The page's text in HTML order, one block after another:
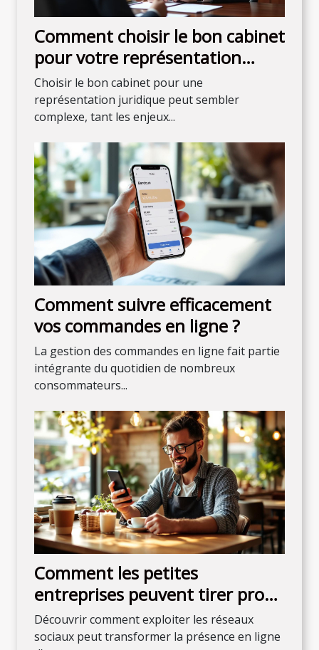
Comment choisir le bon cabinet
pour votre représentation
juridique ?
Choisir le bon cabinet pour une
représentation juridique peut sembler
complexe, tant les enjeux...
Comment suivre efficacement
vos commandes en ligne ?
La gestion des commandes en ligne fait partie
intégrante du quotidien de nombreux
consommateurs...
Comment les petites
entreprises peuvent tirer profit
des réseaux sociaux
Découvrir comment exploiter les réseaux
sociaux peut transformer la présence en ligne